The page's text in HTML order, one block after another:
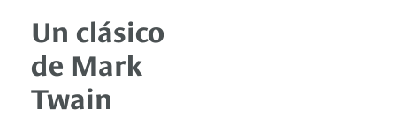
Un clásico
de Mark
Twain